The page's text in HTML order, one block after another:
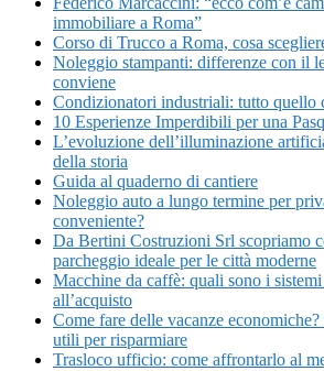
immobiliare a Roma”
Corso di Trucco a Roma, cosa
Noleggio stampanti: differenze con il
conviene
Condizionatori industriali: tutto quello
10 Esperienze Imperdibili per una
L’evoluzione dell’illuminazione
della storia
Guida al quaderno di cantiere
Noleggio auto a lungo termine per
conveniente?
Da Bertini Costruzioni Srl scopriamo
parcheggio ideale per le città moderne
Macchine da caffè: quali sono i
all’acquisto
Come fare delle vacanze
utili per risparmiare
Trasloco ufficio: come affrontarlo al